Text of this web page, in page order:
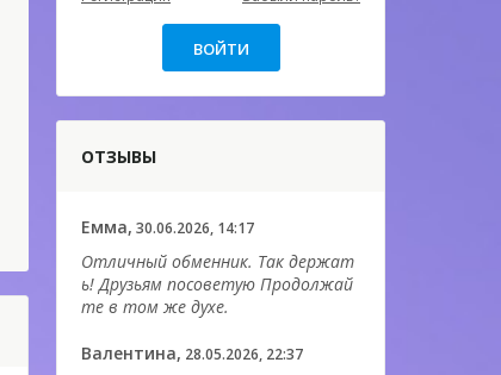
ОТЗЫВЫ
Емма, 30.06.2026, 14:17
Отличный обменник. Так держат
ь! Друзьям посоветую Продолжай
те в том же духе.
Валентина, 28.05.2026, 22:37